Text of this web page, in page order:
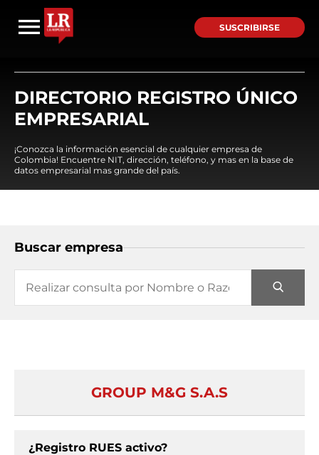
SUSCRIBIRSE
DIRECTORIO REGISTRO ÚNICO
EMPRESARIAL
¡Conozca la información esencial de cualquier empresa de
Colombia! Encuentre NIT, dirección, teléfono, y mas en la base de
datos empresarial mas grande del país.
Buscar empresa
GROUP M&G S.A.S
¿Registro RUES activo?